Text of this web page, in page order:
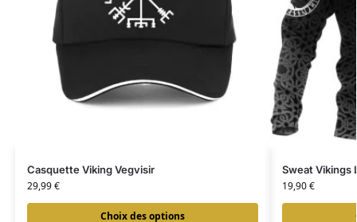
Casquette Viking Vegvisir
29,99€
Choix des options
Sweat Vikings
19,90€